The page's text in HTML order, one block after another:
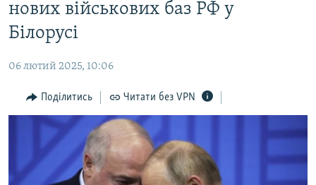
до
основної
Перейти
пошуку
ПОЛІТИКА
ІНТЕРВ'Ю
ВСЕ ЗА ДЕНЬ
СПЕЦПРОЕКТИ
ДЕПОРТАЦІЯ
ЯК ОБІЙТИ БЛОКУВАННЯ
нових військових баз РФ у
Білорусі
06 лютий 2025, 10:06
Поділитись Читати без VPN